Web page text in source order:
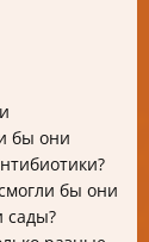
бы они
бы они
сады?